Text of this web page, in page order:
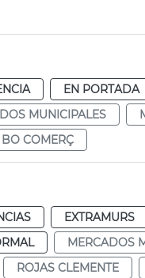
EN PORTADA
MUNICIPALES
BO COMERÇ
EXTRAMURS
MERCADOS
ROJAS CLEMENTE